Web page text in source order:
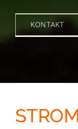
KONTAKT